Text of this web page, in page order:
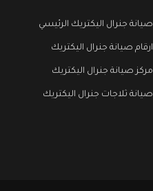
صيانة جنرال اليكتريك الرئيسي
ارقام صيانة جنرال اليكتريك
مركز صيانة جنرال اليكتريك
صيانة ثلاجات جنرال اليكتريك